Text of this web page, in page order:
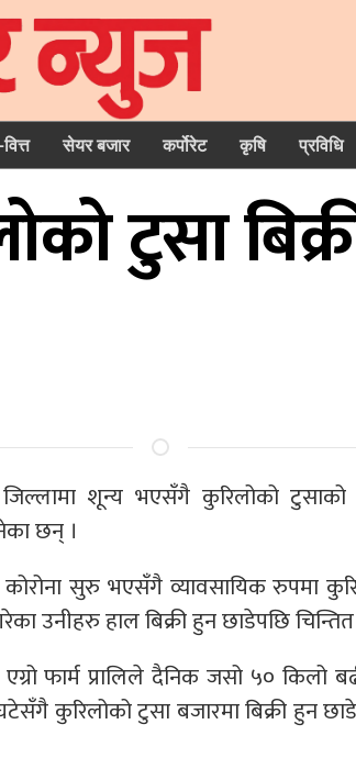
सेयर बजार कर्पोरेट कृषि प्रविधि
टुसा
शून्य भएसँगै कुरिलोको
छन् ।
सुरु भएसँगै व्यावसायिक रुपमा
उनीहरु हाल बिक्री हुन छाडेपछि
फार्म प्रालिले दैनिक जसो ५० किलो
कुरिलोको टुसा बजारमा बिक्री हुन